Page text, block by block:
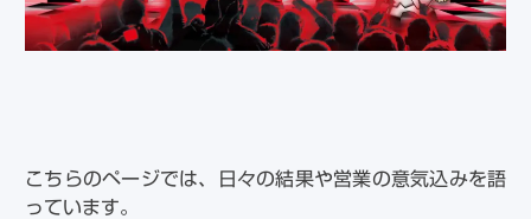
こちらのページでは、日々の結果や営業の意気込みを語
っています。